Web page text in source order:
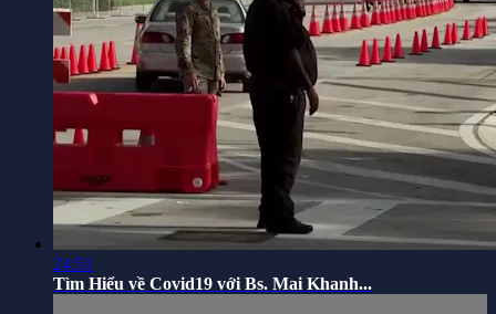
24:51
Tìm Hiểu về Covid19 với Bs. Mai Khanh...